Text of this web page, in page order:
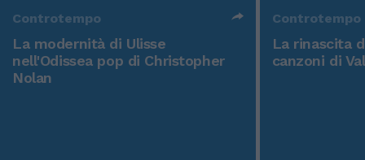
Controtempo
La modernità di Ulisse
nell'Odissea pop di Christopher
Nolan
Controtempo
La rinascita
canzoni di